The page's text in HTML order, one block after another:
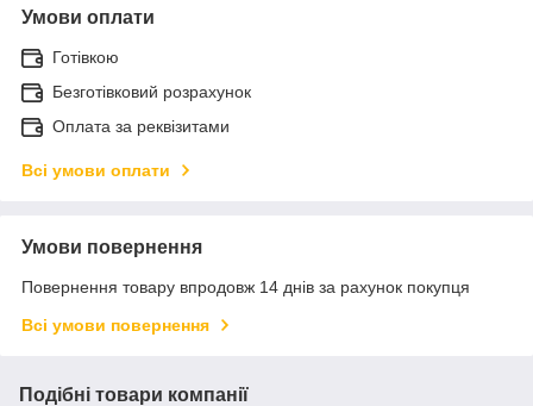
Умови оплати
Готівкою
Безготівковий розрахунок
Оплата за реквізитами
Всі умови оплати
Умови повернення
Повернення товару впродовж 14 днів за рахунок покупця
Всі умови повернення
Подібні товари компанії